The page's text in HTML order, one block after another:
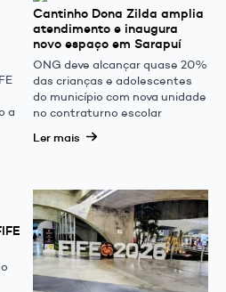
a
Cantinho Dona Zilda amplia
atendimento e inaugura
novo espaço em Sarapuí
ONG deve alcançar quase 20%
das crianças e adolescentes
do município com nova unidade
no contraturno escolar
Ler mais